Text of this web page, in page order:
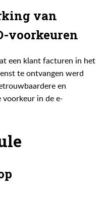
van
voorkeuren
een klant facturen in het
te ontvangen werd
en
in de e-